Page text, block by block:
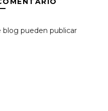
blog pueden publicar